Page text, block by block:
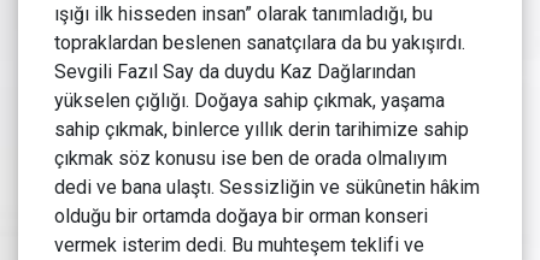
ışığı ilk hisseden insan” olarak tanımladığı, bu
topraklardan beslenen sanatçılara da bu yakışırdı.
Sevgili Fazıl Say da duydu Kaz Dağlarından
yükselen çığlığı. Doğaya sahip çıkmak, yaşama
sahip çıkmak, binlerce yıllık derin tarihimize sahip
çıkmak söz konusu ise ben de orada olmalıyım
dedi ve bana ulaştı. Sessizliğin ve sükûnetin hâkim
olduğu bir ortamda doğaya bir orman konseri
vermek isterim dedi. Bu muhteşem teklifi ve